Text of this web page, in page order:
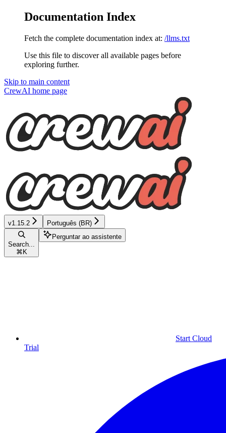
Documentation Index
Fetch the complete documentation index at: /llms.txt
Use this file to discover all available pages before
exploring further.
Skip to main content
CrewAI home page
v1.15.2 Português (BR)
Search...
⌘ K
Perguntar ao assistente
Start Cloud
Trial